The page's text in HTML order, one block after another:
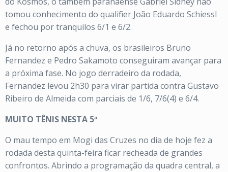
tomou conhecimento do qualifier João Eduardo Schiessl
e fechou por tranquilos 6/1 e 6/2.
Já no retorno após a chuva, os brasileiros Bruno
Fernandez e Pedro Sakamoto conseguiram avançar para
a próxima fase. No jogo derradeiro da rodada,
Fernandez levou 2h30 para virar partida contra Gustavo
Ribeiro de Almeida com parciais de 1/6, 7/6(4) e 6/4.
MUITO TÊNIS NESTA 5ª
O mau tempo em Mogi das Cruzes no dia de hoje fez a
rodada desta quinta-feira ficar recheada de grandes
confrontos. Abrindo a programação da quadra central, a